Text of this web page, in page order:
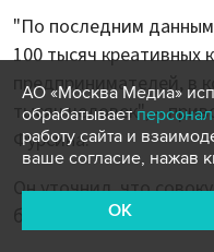
"По последним
100 тысяч
предпринимателей, в
тысяч человек", –
Фурсина.
Он уточнил, что
более 3 миллиардов
АО «Москва Медиа»
обрабатывает
работу сайта и
ваше согласие, нажав
OK